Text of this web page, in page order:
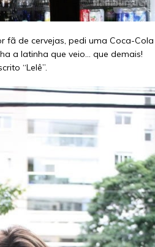
fã de cervejas, pedi uma Coca-Cola
a latinha que veio… que demais!
“Lelê”.